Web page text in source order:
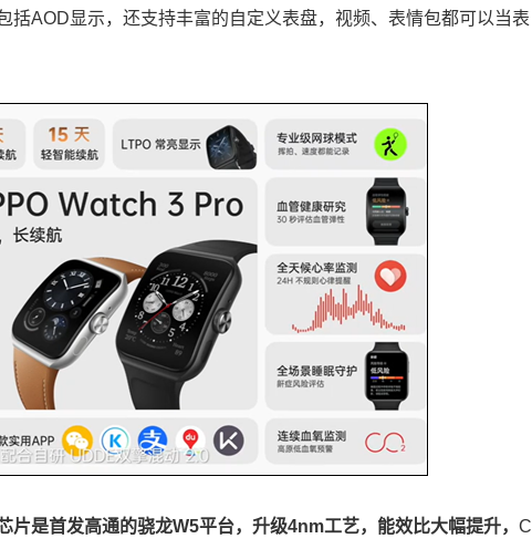
括AOD显示，还支持丰富的自定义表盘，视频、表情包都可以当表
片是首发高通的骁龙W5平台，升级4nm工艺，能效比大幅提升， C